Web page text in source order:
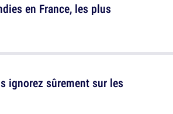
ignorez sûrement sur les
en France, les plus